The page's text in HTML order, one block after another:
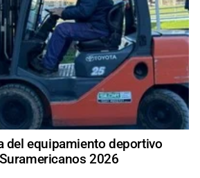
del equipamiento deportivo
2026